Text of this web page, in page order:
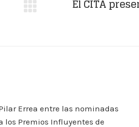
El CITA
Errea entre las nominadas
los Premios Influyentes de